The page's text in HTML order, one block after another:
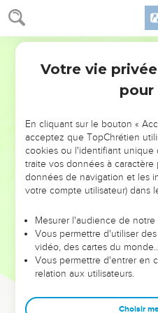
NE MANQUEZ
DE
ET SI LEURS ERREURS
leur foi ou leur vision. Mais on
et les saisons difficiles qu'ils
sont elles qui
Dans cette conférence,
clés pour avancer avec plus
Votre vie
pour
En cliquant sur le bouton «
acceptez que TopChrétien
cookies ou l'identifiant unique
traite vos données à caractère
données de navigation et les
votre compte utilisateur) dans
Mesurer l'audience de notre
Vous permettre d'utiliser
vidéo, des cartes du
Vous permettre d'entrer en
relation aux utilisateurs.
Choisir